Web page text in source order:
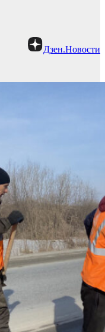
Дзен.Новости